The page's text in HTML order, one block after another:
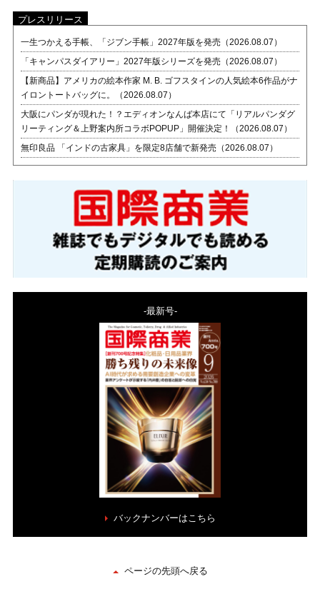
プレスリリース
一生つかえる手帳、「ジブン手帳」2027年版を発売（2026.08.07）
「キャンパスダイアリー」2027年版シリーズを発売（2026.08.07）
【新商品】アメリカの絵本作家 M. B. ゴフスタインの人気絵本6作品がナ
イロントートバッグに。（2026.08.07）
大阪にパンダが現れた！？エディオンなんば本店にて「リアルパンダグ
リーティング＆上野案内所コラボPOPUP」開催決定！（2026.08.07）
無印良品 「インドの古家具」を限定8店舗で新発売（2026.08.07）
-最新号-
バックナンバーはこちら
ページの先頭へ戻る